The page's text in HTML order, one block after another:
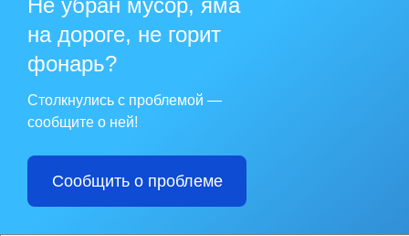
Не убран мусор, яма
на дороге, не горит
фонарь?
Столкнулись с проблемой —
сообщите о ней!
Сообщить о проблеме